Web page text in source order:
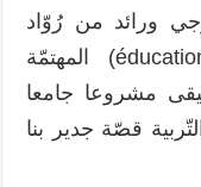
ورائد من رُوّاد
التّربية المختصّة (éducation spécialisée) المهتمّة
مشروعا جامعا
قصّة جدير بنا